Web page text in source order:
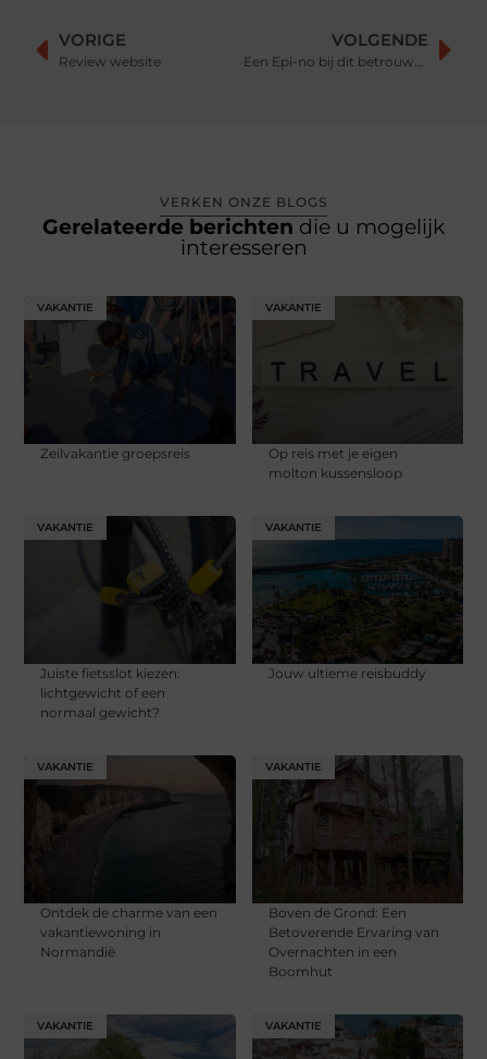
VORIGE
Review website
VOLGENDE
Een Epi-no bij dit betrouwbare bedrijf kopen
VERKEN ONZE BLOGS
Gerelateerde berichten die u mogelijk
interesseren
VAKANTIE
Zeilvakantie groepsreis
VAKANTIE
Op reis met je eigen
molton kussensloop
VAKANTIE
Juiste fietsslot kiezen:
lichtgewicht of een
normaal gewicht?
VAKANTIE
Jouw ultieme reisbuddy
VAKANTIE
Ontdek de charme van een
vakantiewoning in
Normandië
VAKANTIE
Boven de Grond: Een
Betoverende Ervaring van
Overnachten in een
Boomhut
VAKANTIE VAKANTIE